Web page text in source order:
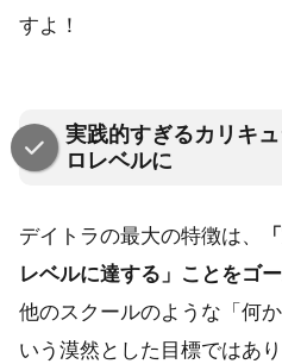
すよ！
実践的すぎるカリキ
ロレベルに
デイトラの最大の特徴は、
レベルに達する」ことをゴ
他のスクールのような「何
いう漠然とした目標ではあり